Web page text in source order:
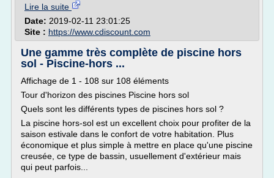
Lire la suite
Date: 2019-02-11 23:01:25
Site : https://www.cdiscount.com
Une gamme très complète de piscine hors
sol - Piscine-hors ...
Affichage de 1 - 108 sur 108 éléments
Tour d'horizon des piscines Piscine hors sol
Quels sont les différents types de piscines hors sol ?
La piscine hors-sol est un excellent choix pour profiter de la
saison estivale dans le confort de votre habitation. Plus
économique et plus simple à mettre en place qu'une piscine
creusée, ce type de bassin, usuellement d'extérieur mais
qui peut parfois...